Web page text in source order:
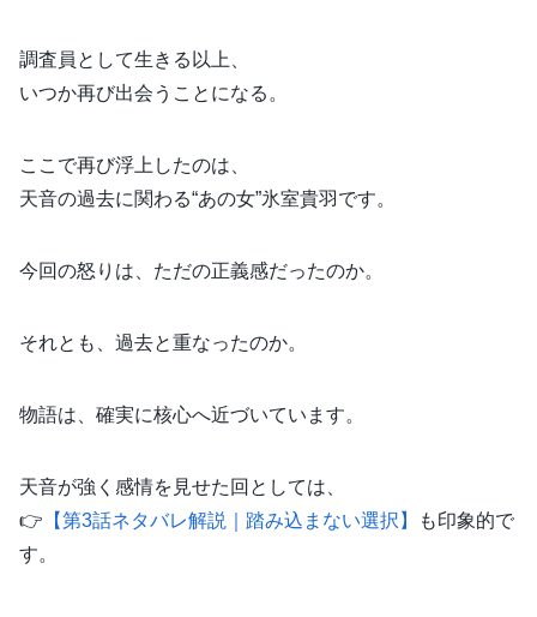
調査員として生きる以上、
いつか再び出会うことになる。
ここで再び浮上したのは、
天音の過去に関わる“あの女”氷室貴羽です。
今回の怒りは、ただの正義感だったのか。
それとも、過去と重なったのか。
物語は、確実に核心へ近づいています。
天音が強く感情を見せた回としては、
👉 【第3話ネタバレ解説｜踏み込まない選択】
も印象的で
す。